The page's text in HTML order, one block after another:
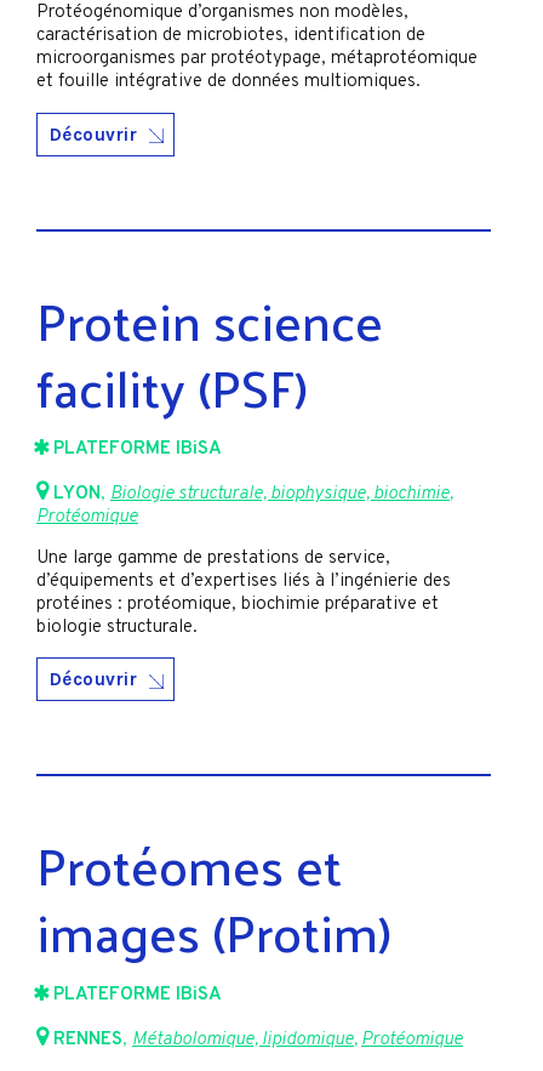
Protéogénomique d’organismes non modèles,
caractérisation de microbiotes, identification de
microorganismes par protéotypage, métaprotéomique
et fouille intégrative de données multiomiques.
Découvrir
Protein science
facility (PSF)
PLATEFORME IBiSA
LYON, Biologie structurale, biophysique, biochimie,
Protéomique
Une large gamme de prestations de service,
d’équipements et d’expertises liés à l’ingénierie des
protéines : protéomique, biochimie préparative et
biologie structurale.
Découvrir
Protéomes et
images (Protim)
PLATEFORME IBiSA
RENNES, Métabolomique, lipidomique, Protéomique